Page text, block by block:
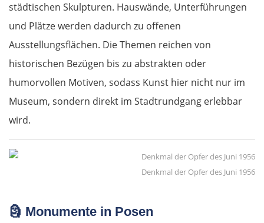
städtischen Skulpturen. Hauswände, Unterführungen
und Plätze werden dadurch zu offenen
Ausstellungsflächen. Die Themen reichen von
historischen Bezügen bis zu abstrakten oder
humorvollen Motiven, sodass Kunst hier nicht nur im
Museum, sondern direkt im Stadtrundgang erlebbar
wird.
Denkmal der Opfer des Juni 1956
🗿 Monumente in Posen